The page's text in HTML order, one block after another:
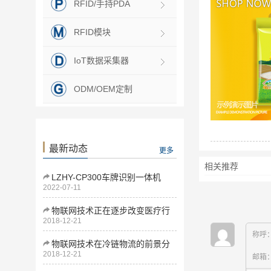
RFID/手持PDA
RFID模块
IoT数据采集器
ODM/OEM定制
最新动态 更多
LZHY-CP300车牌识别一体机
2022-07-11
物联网技术正在逐步改变医疗行
业
2018-12-21
物联网技术在冷链物流的前景分
析
2018-12-21
相关推荐
称呼
邮箱